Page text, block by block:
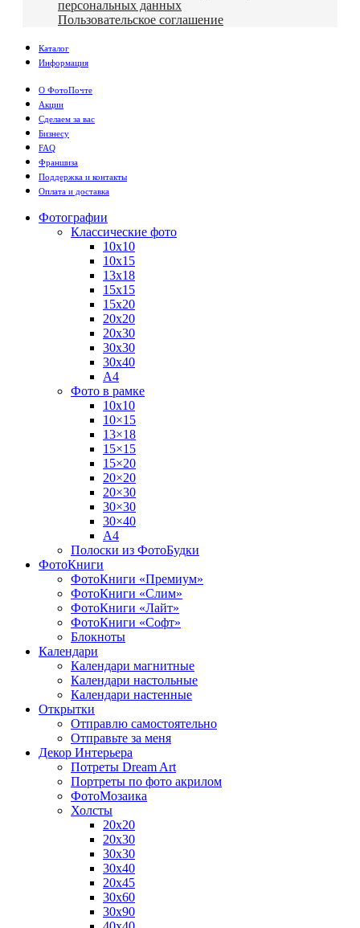
персональных данных
Пользовательское соглашение
Каталог
Информация
О ФотоПочте
Акции
Сделаем за вас
Бизнесу
FAQ
Франшиза
Поддержка и контакты
Оплата и доставка
Фотографии
Классические фото
10х10
10х15
13х18
15х15
15х20
20х20
20х30
30х30
30х40
А4
Фото в рамке
10х10
10×15
13×18
15×15
15×20
20×20
20×30
30×30
30×40
A4
Полоски из ФотоБудки
ФотоКниги
ФотоКниги «Премиум»
ФотоКниги «Слим»
ФотоКниги «Лайт»
ФотоКниги «Софт»
Блокноты
Календари
Календари магнитные
Календари настольные
Календари настенные
Открытки
Отправлю самостоятельно
Отправьте за меня
Декор Интерьера
Потреты Dream Art
Портреты по фото акрилом
ФотоМозаика
Холсты
20х20
20х30
30х30
30х40
20х45
30х60
30х90